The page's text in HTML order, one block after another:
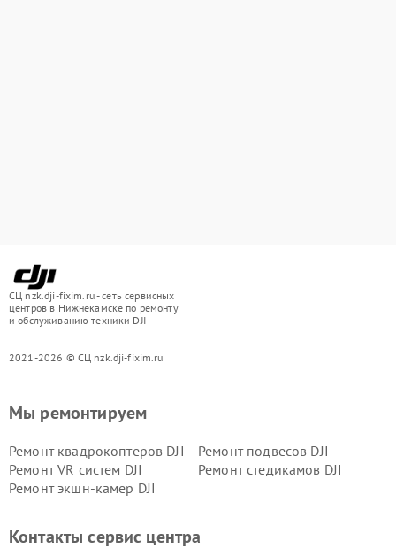
СЦ nzk.dji-fixim.ru - сеть сервисных
центров в Нижнекамске по ремонту
и обслуживанию техники DJI
2021-2026 © СЦ nzk.dji-fixim.ru
Мы ремонтируем
Ремонт квадрокоптеров DJI
Ремонт подвесов DJI
Ремонт VR систем DJI
Ремонт стедикамов DJI
Ремонт экшн-камер DJI
Контакты сервис центра